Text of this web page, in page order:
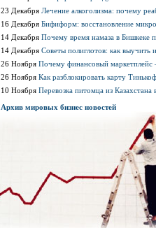
23 Декабря Лечение алкоголизма: почему
16 Декабря Бифиформ: восстановление
14 Декабря Почему время намаза в Бишкеке
14 Декабря Советы полиглотов: как выучить
26 Ноября Почему финансовый маркетплейс
26 Ноября Как разблокировать карту
10 Ноября Перевозка питомца из
Архив мировых бизнес новостей